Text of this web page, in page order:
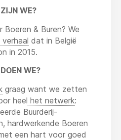
WE?
& Buren? We
dat in België
in 2015.
WE?
graag want we zetten
heel het netwerk:
Buurderij-
hardwerkende Boeren
een hart voor goed